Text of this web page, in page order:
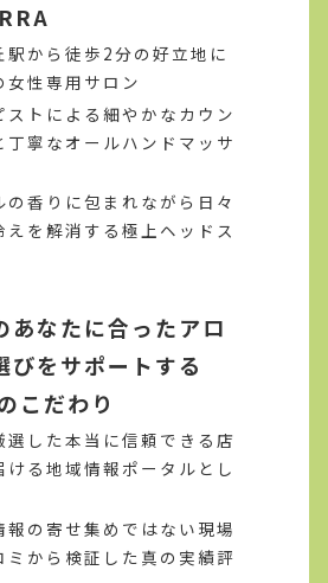
駅から徒歩2分の好立地に
女性専用サロン
ストによる細やかなカウン
丁寧なオールハンドマッサ
の香りに包まれながら日々
えを解消する極上ヘッドス
あなたに合ったアロ
びをサポートする
こだわり
選した本当に信頼できる店
ける地域情報ポータルとし
報の寄せ集めではない現場
ミから検証した真の実績評